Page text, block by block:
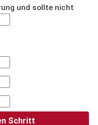
und sollte nicht